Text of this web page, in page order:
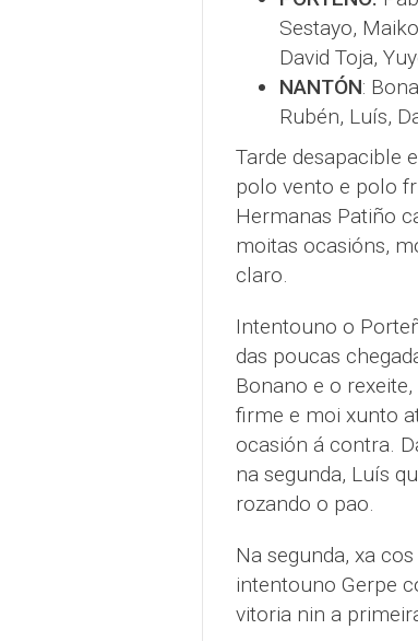
Sestayo,
David Toja,
NANTÓN:
Rubén, Luís,
Tarde desapacible
polo vento e polo
Hermanas Patiño
moitas ocasións,
claro.
Intentouno o
das poucas
Bonano e o
firme e moi xunto
ocasión á contra.
na segunda, Luís
rozando o pao.
Na segunda, xa
intentouno Gerpe
vitoria nin a